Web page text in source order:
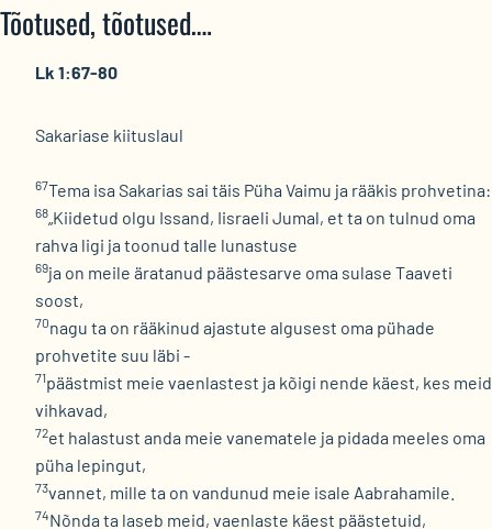
Tõotused, tõotused….
Lk 1:67-80
Sakariase kiituslaul
67Tema isa Sakarias sai täis Püha Vaimu ja rääkis prohvetina:
68„Kiidetud olgu Issand, Iisraeli Jumal, et ta on tulnud oma
rahva ligi ja toonud talle lunastuse
69ja on meile äratanud päästesarve oma sulase Taaveti
soost,
70nagu ta on rääkinud ajastute algusest oma pühade
prohvetite suu läbi -
71päästmist meie vaenlastest ja kõigi nende käest, kes meid
vihkavad,
72et halastust anda meie vanematele ja pidada meeles oma
püha lepingut,
73vannet, mille ta on vandunud meie isale Aabrahamile.
74Nõnda ta laseb meid, vaenlaste käest päästetuid,